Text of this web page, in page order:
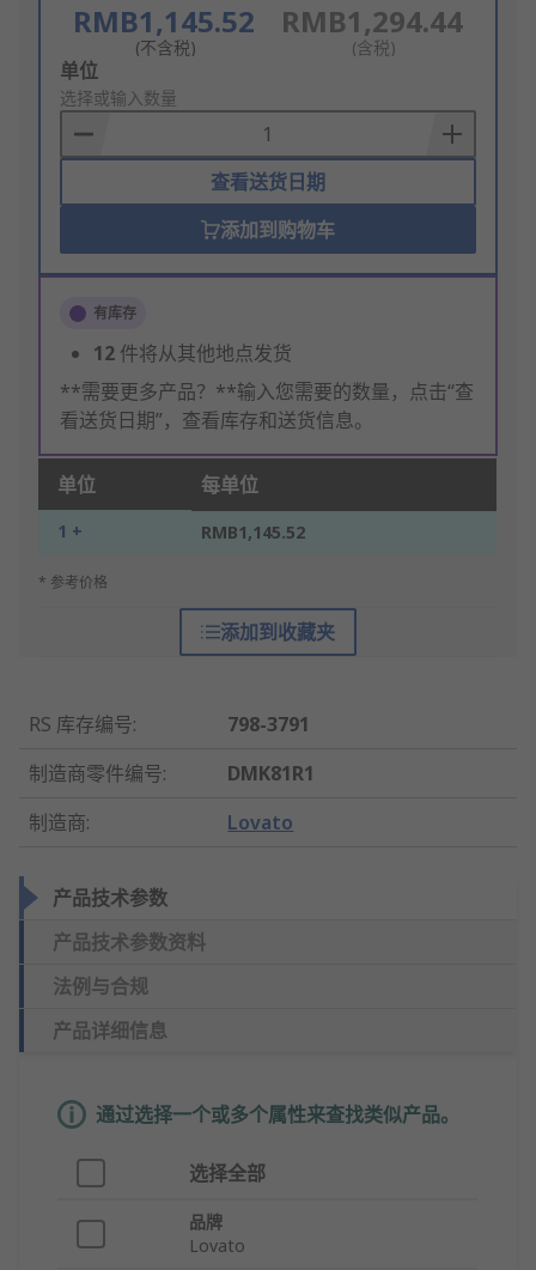
RMB1,145.52
(不含税)
RMB1,294.44
(含税)
Add
to
Basket
单位
选择或输入数量
查看送货日期
添加到购物车
有库存
12 件将从其他地点发货
**需要更多产品？**输入您需要的数量，点击“查
看送货日期”，查看库存和送货信息。
单位 每单位
1 + RMB1,145.52
* 参考价格
添加到收藏夹
RS 库存编号:
798-3791
制造商零件编号:
DMK81R1
制造商: Lovato
产品技术参数
产品技术参数资料
法例与合规
产品详细信息
通过选择一个或多个属性来查找类似产品。
选择全部
品牌
Lovato